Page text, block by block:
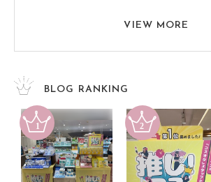
VIEW MORE
BLOG RANKING